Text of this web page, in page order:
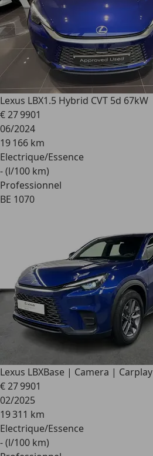
Lexus LBX1.5 Hybrid CVT 5d 67kW
€ 27 9901
06/2024
19 166 km
Electrique/Essence
- (l/100 km)
Professionnel
BE 1070
Lexus LBXBase | Camera | Carplay
€ 27 9901
02/2025
19 311 km
Electrique/Essence
- (l/100 km)